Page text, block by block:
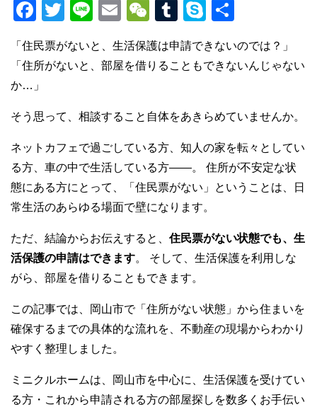
F
c
e
o
o
k
T
tt
er
Li
e
E
ail
W
e
C
h
T
u
m
bl
S
p
e
「住民票がないと、生活保護は申請できないのでは？」
「住所がないと、部屋を借りることもできないんじゃない
か…」
そう思って、相談すること自体をあきらめていませんか。
ネットカフェで過ごしている方、知人の家を転々としてい
る方、車の中で生活している方——。 住所が不安定な状
態にある方にとって、「住民票がない」ということは、日
常生活のあらゆる場面で壁になります。
ただ、結論からお伝えすると、 住民票がない状態でも、生
活保護の申請はできます。 そして、生活保護を利用しな
がら、部屋を借りることもできます。
この記事では、岡山市で「住所がない状態」から住まいを
確保するまでの具体的な流れを、不動産の現場からわかり
やすく整理しました。
ミニクルホームは、岡山市を中心に、生活保護を受けてい
る方・これから申請される方の部屋探しを数多くお手伝い